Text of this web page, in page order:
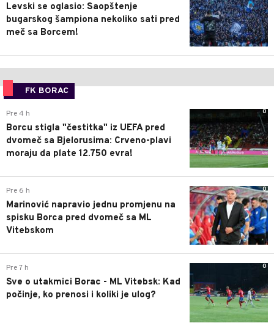
Levski se oglasio: Saopštenje
bugarskog šampiona nekoliko sati pred
meč sa Borcem!
FK BORAC
0
Pre 4 h
Borcu stigla "čestitka" iz UEFA pred
dvomeč sa Bjelorusima: Crveno-plavi
moraju da plate 12.750 evra!
0
Pre 6 h
Marinović napravio jednu promjenu na
spisku Borca pred dvomeč sa ML
Vitebskom
0
Pre 7 h
Sve o utakmici Borac - ML Vitebsk: Kad
počinje, ko prenosi i koliki je ulog?